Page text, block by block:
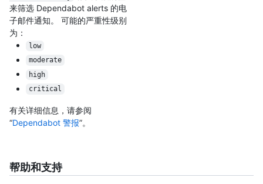
来筛选 Dependabot alerts 的电
子邮件通知。 可能的严重性级别
为：
low
moderate
high
critical
有关详细信息，请参阅
“Dependabot 警报”。
帮助和支持